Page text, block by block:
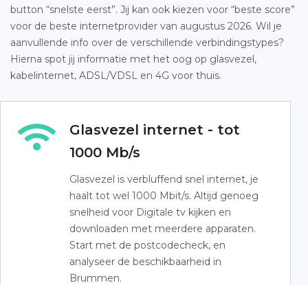
button “snelste eerst”. Jij kan ook kiezen voor “beste score”
voor de beste internetprovider van augustus 2026. Wil je
aanvullende info over de verschillende verbindingstypes?
Hierna spot jij informatie met het oog op glasvezel,
kabelinternet, ADSL/VDSL en 4G voor thuis.
Glasvezel internet - tot
1000 Mb/s
Glasvezel is verbluffend snel internet, je
haalt tot wel 1000 Mbit/s. Altijd genoeg
snelheid voor Digitale tv kijken en
downloaden met meerdere apparaten.
Start met de postcodecheck, en
analyseer de beschikbaarheid in
Brummen.